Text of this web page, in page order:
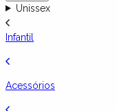
Unissex
Infantil
Acessórios